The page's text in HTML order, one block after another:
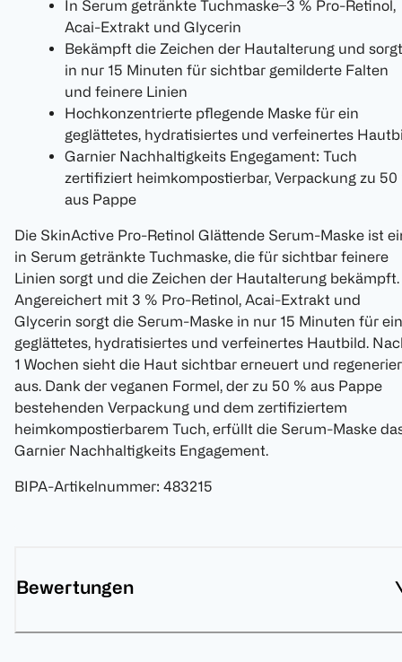
In Serum getränkte Tuchmaske ̶ 3 % Pro-Retinol,
Acai-Extrakt und Glycerin
Bekämpft die Zeichen der Hautalterung und sorgt
in nur 15 Minuten für sichtbar gemilderte Falten
und feinere Linien
Hochkonzentrierte pflegende Maske für ein
geglättetes, hydratisiertes und verfeinertes
Garnier Nachhaltigkeits Engegament: Tuch
zertifiziert heimkompostierbar, Verpackung zu 50
aus Pappe
Die SkinActive Pro-Retinol Glättende Serum-Maske ist
in Serum getränkte Tuchmaske, die für sichtbar feinere
Linien sorgt und die Zeichen der Hautalterung bekämpft.
Angereichert mit 3 % Pro-Retinol, Acai-Extrakt und
Glycerin sorgt die Serum-Maske in nur 15 Minuten für ein
geglättetes, hydratisiertes und verfeinertes Hautbild.
1 Wochen sieht die Haut sichtbar erneuert und
aus. Dank der veganen Formel, der zu 50 % aus Pappe
bestehenden Verpackung und dem zertifiziertem
heimkompostierbarem Tuch, erfüllt die Serum-Maske
Garnier Nachhaltigkeits Engagement.
BIPA-Artikelnummer: 483215
Bewertungen